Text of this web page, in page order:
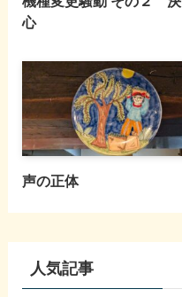
心
声の正体
人気記事